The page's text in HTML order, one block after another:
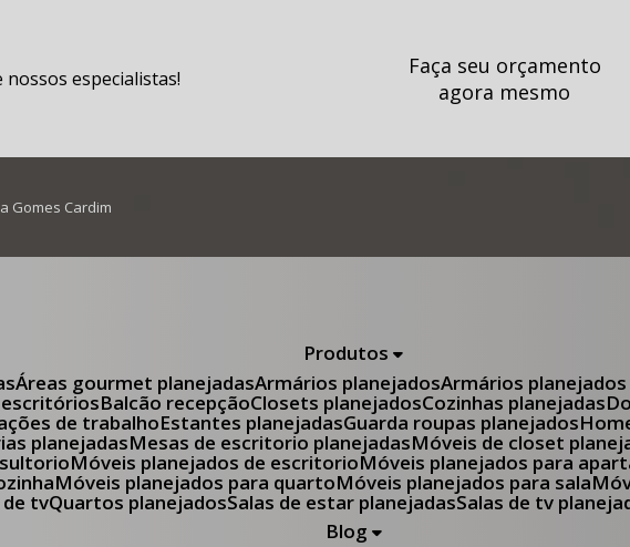
especialistas!
Faça seu orçamento
agora mesmo
Gomes Cardim
Produtos
Áreas gourmet planejadas Armários planejados Armários
escritórios Balcão recepção Closets planejados Cozinhas planejadas
de trabalho Estantes planejadas Guarda roupas planejados
planejadas Mesas de escritorio planejadas Móveis de closet
Móveis planejados de escritorio Móveis planejados para
Móveis planejados para quarto Móveis planejados para sala
de tv Quartos planejados Salas de estar planejadas Salas de tv
Blog